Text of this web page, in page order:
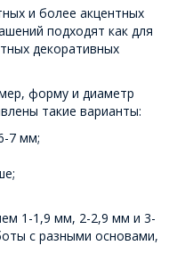
и более акцентных
подходят как для
декоративных
форму и диаметр
такие варианты:
7 мм;
1-1,9 мм, 2-2,9 мм и 3-
с разными основами,